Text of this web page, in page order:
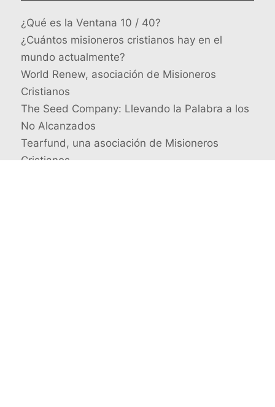
¿Qué es la Ventana 10 / 40?
¿Cuántos misioneros cristianos hay en el
mundo actualmente?
World Renew, asociación de Misioneros
Cristianos
The Seed Company: Llevando la Palabra a los
No Alcanzados
Tearfund, una asociación de Misioneros
Cristianos